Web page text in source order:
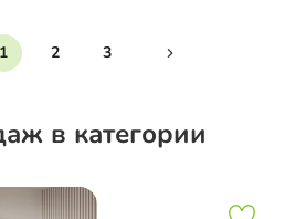
1 2 3
в категории